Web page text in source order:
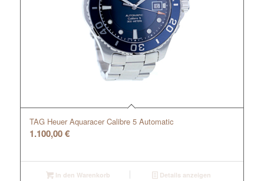
TAG Heuer Aquaracer Calibre 5 Automatic
1.100,00€
In den Warenkorb Details anzeigen